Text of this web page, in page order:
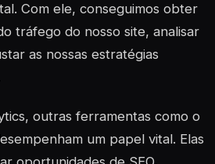
Com ele, conseguimos obter
tráfego do nosso site, analisar
as nossas estratégias
outras ferramentas como o
um papel vital. Elas